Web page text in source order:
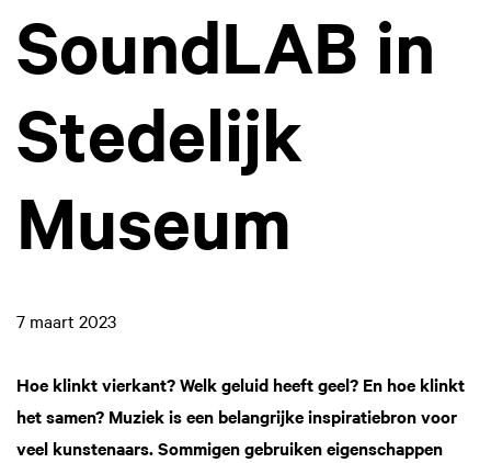
SoundLAB in
Stedelijk
Museum
7 maart 2023
Hoe klinkt vierkant? Welk geluid heeft geel? En hoe klinkt
het samen? Muziek is een belangrijke inspiratiebron voor
veel kunstenaars. Sommigen gebruiken eigenschappen